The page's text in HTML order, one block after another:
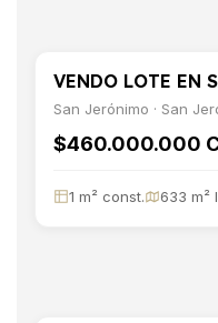
VENTA
VENDO LOTE EN
San Jerónimo · San
$460.000.000
1 m² const. 633 m²